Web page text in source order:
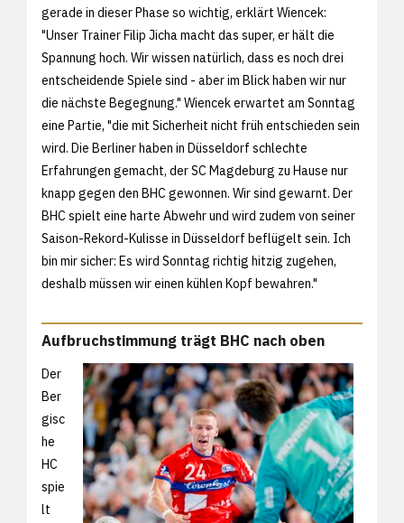
gerade in dieser Phase so wichtig, erklärt Wiencek:
"Unser Trainer Filip Jicha macht das super, er hält die
Spannung hoch. Wir wissen natürlich, dass es noch drei
entscheidende Spiele sind - aber im Blick haben wir nur
die nächste Begegnung." Wiencek erwartet am Sonntag
eine Partie, "die mit Sicherheit nicht früh entschieden sein
wird. Die Berliner haben in Düsseldorf schlechte
Erfahrungen gemacht, der SC Magdeburg zu Hause nur
knapp gegen den BHC gewonnen. Wir sind gewarnt. Der
BHC spielt eine harte Abwehr und wird zudem von seiner
Saison-Rekord-Kulisse in Düsseldorf beflügelt sein. Ich
bin mir sicher: Es wird Sonntag richtig hitzig zugehen,
deshalb müssen wir einen kühlen Kopf bewahren."
Aufbruchstimmung trägt BHC nach oben
Der
Ber
gisc
he
HC
spie
lt